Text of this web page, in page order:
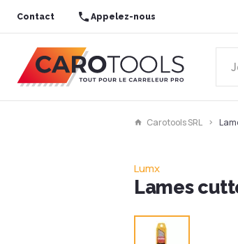
Contact Appelez-nous
Carotools SRL
Lumx
Lames